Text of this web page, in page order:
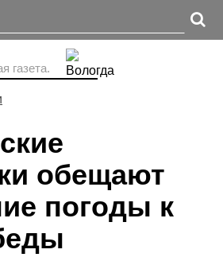
газета.
обещают
погоды к